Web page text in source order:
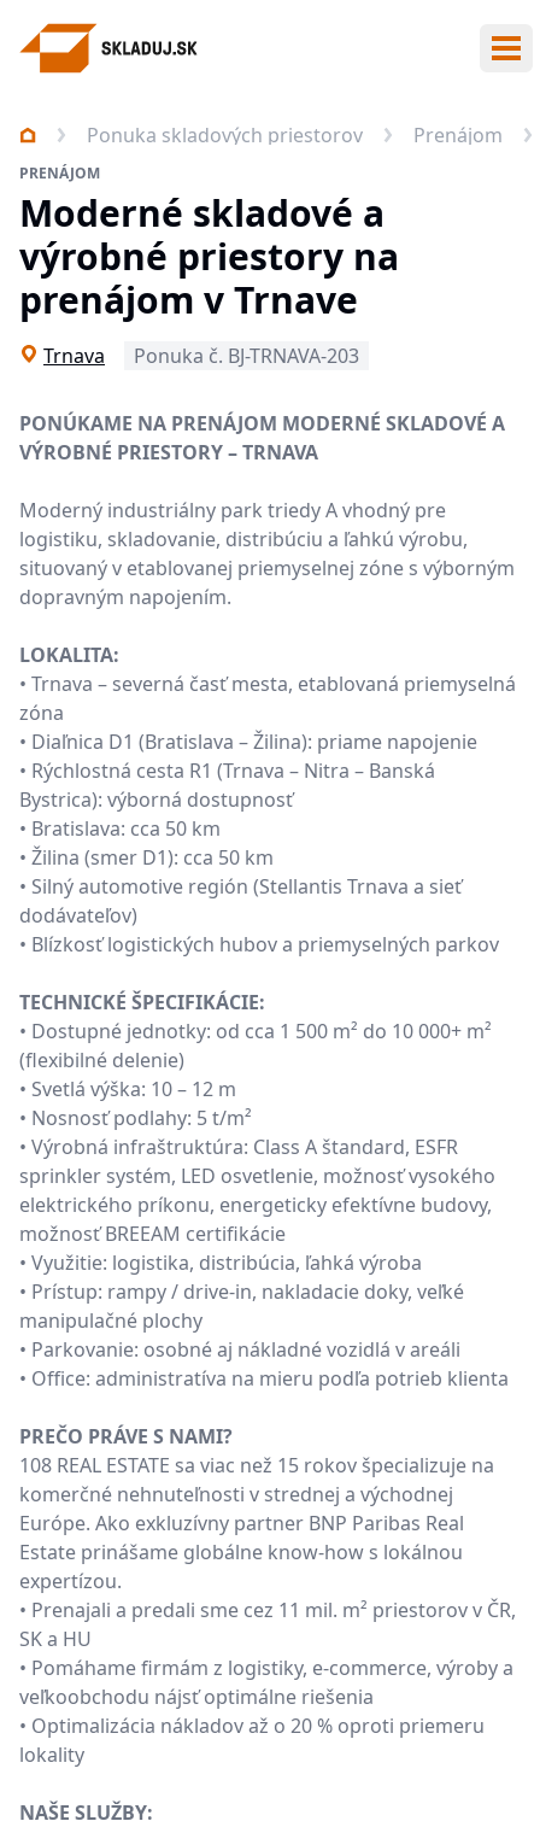
Ponuka skladových priestorov Prenájom
PRENÁJOM
Moderné skladové a
výrobné priestory na
prenájom v Trnave
Trnava Ponuka č. BJ-TRNAVA-203
PONÚKAME NA PRENÁJOM MODERNÉ SKLADOVÉ A
VÝROBNÉ PRIESTORY – TRNAVA
Moderný industriálny park triedy A vhodný pre
logistiku, skladovanie, distribúciu a ľahkú výrobu,
situovaný v etablovanej priemyselnej zóne s výborným
dopravným napojením.
LOKALITA:
• Trnava – severná časť mesta, etablovaná priemyselná
zóna
• Diaľnica D1 (Bratislava – Žilina): priame napojenie
• Rýchlostná cesta R1 (Trnava – Nitra – Banská
Bystrica): výborná dostupnosť
• Bratislava: cca 50 km
• Žilina (smer D1): cca 50 km
• Silný automotive región (Stellantis Trnava a sieť
dodávateľov)
• Blízkosť logistických hubov a priemyselných parkov
TECHNICKÉ ŠPECIFIKÁCIE:
• Dostupné jednotky: od cca 1 500 m² do 10 000+ m²
(flexibilné delenie)
• Svetlá výška: 10 – 12 m
• Nosnosť podlahy: 5 t/m²
• Výrobná infraštruktúra: Class A štandard, ESFR
sprinkler systém, LED osvetlenie, možnosť vysokého
elektrického príkonu, energeticky efektívne budovy,
možnosť BREEAM certifikácie
• Využitie: logistika, distribúcia, ľahká výroba
• Prístup: rampy / drive-in, nakladacie doky, veľké
manipulačné plochy
• Parkovanie: osobné aj nákladné vozidlá v areáli
• Office: administratíva na mieru podľa potrieb klienta
PREČO PRÁVE S NAMI?
108 REAL ESTATE sa viac než 15 rokov špecializuje na
komerčné nehnuteľnosti v strednej a východnej
Európe. Ako exkluzívny partner BNP Paribas Real
Estate prinášame globálne know-how s lokálnou
expertízou.
• Prenajali a predali sme cez 11 mil. m² priestorov v ČR,
SK a HU
• Pomáhame firmám z logistiky, e-commerce, výroby a
veľkoobchodu nájsť optimálne riešenia
• Optimalizácia nákladov až o 20 % oproti priemeru
lokality
NAŠE SLUŽBY: